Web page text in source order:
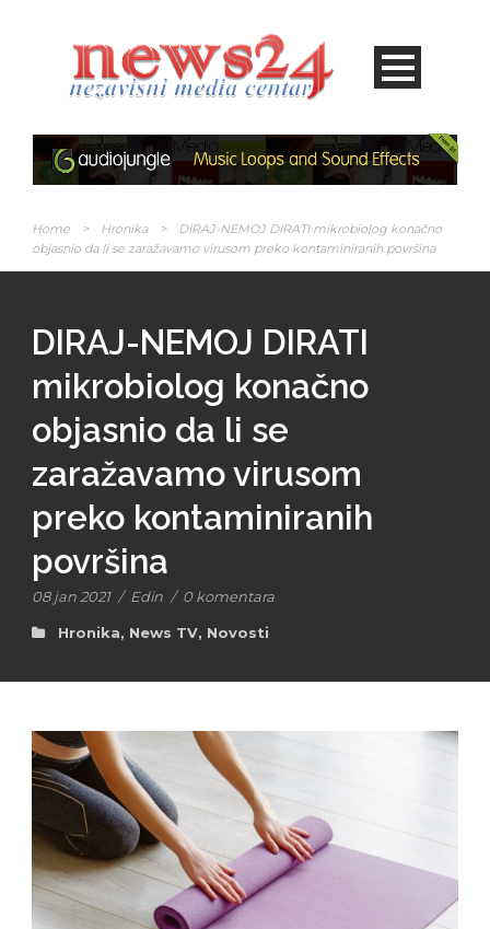
Home > Hronika >
DIRAJ-NEMOJ DIRATI mikrobiolog konačno
objasnio da li se zaražavamo virusom preko kontaminiranih površina
DIRAJ-NEMOJ DIRATI
mikrobiolog konačno
objasnio da li se
zaražavamo virusom
preko kontaminiranih
površina
08 jan 2021 / Edin / 0 komentara
Hronika, News TV, Novosti